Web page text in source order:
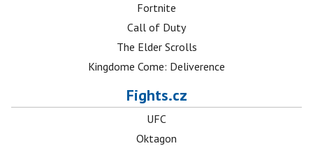
Fortnite
Call of Duty
The Elder Scrolls
Kingdome Come: Deliverence
Fights.cz
UFC
Oktagon